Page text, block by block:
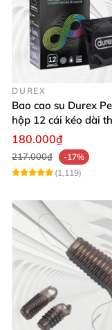
DUREX
Bao cao su Durex
hộp 12 cái kéo dài
an toàn
180.000₫
217.000₫
-17%
(1,119)